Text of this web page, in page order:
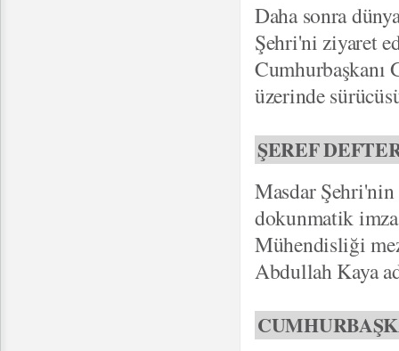
Daha sonra
Şehri'ni ziyaret
Cumhurbaşkanı
üzerinde
ŞEREF
Masdar
dokunmatik
Mühendisliği
Abdullah Kaya